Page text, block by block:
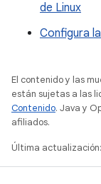
de Linux
Configura
El contenido y las
están sujetas a las
Contenido. Java y
afiliados.
Última